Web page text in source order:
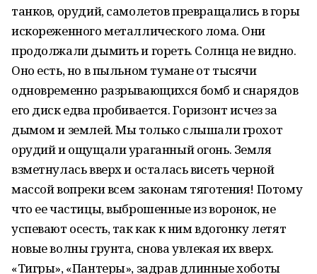
танков, орудий, самолетов превращались в горы
искореженного металлического лома. Они
продолжали дымить и гореть. Солнца не видно.
Оно есть, но в пыльном тумане от тысячи
одновременно разрывающихся бомб и снарядов
его диск едва пробивается. Горизонт исчез за
дымом и землей. Мы только слышали грохот
орудий и ощущали ураганный огонь. Земля
взметнулась вверх и осталась висеть черной
массой вопреки всем законам тяготения! Потому
что ее частицы, выброшенные из воронок, не
успевают осесть, так как к ним вдогонку летят
новые волны грунта, снова увлекая их вверх.
«Тигры», «Пантеры», задрав длинные хоботы